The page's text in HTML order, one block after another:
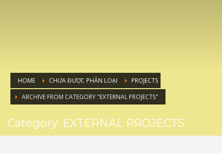
HOME CHƯA ĐƯỢC PHÂN LOẠI
PROJECTS
ARCHIVE FROM CATEGORY "EXTERNAL PROJECTS"
Category: EXTERNAL PROJECTS